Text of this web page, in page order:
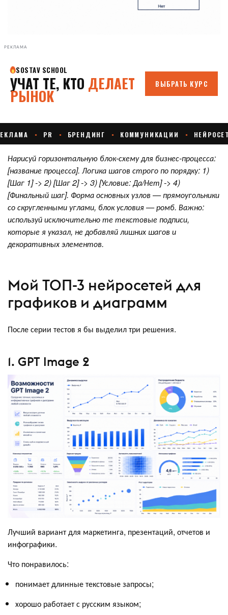
РЕКЛАМА
Нарисуй горизонтальную блок-схему для бизнес-процесса:
[название процесса]. Логика шагов строго по порядку: 1)
[Шаг 1] -> 2) [Шаг 2] -> 3) [Условие: Да/Нет] -> 4)
[Финальный шаг]. Форма основных узлов — прямоугольники
со скругленными углами, блок условия — ромб. Важно:
используй исключительно те текстовые подписи,
которые я указал, не добавляй лишних шагов и
декоративных элементов.
Мой ТОП-3 нейросетей для
графиков и диаграмм
После серии тестов я бы выделил три решения.
1. GPT Image 2
Лучший вариант для маркетинга, презентаций, отчетов и
инфографики.
Что понравилось:
понимает длинные текстовые запросы;
хорошо работает с русским языком;